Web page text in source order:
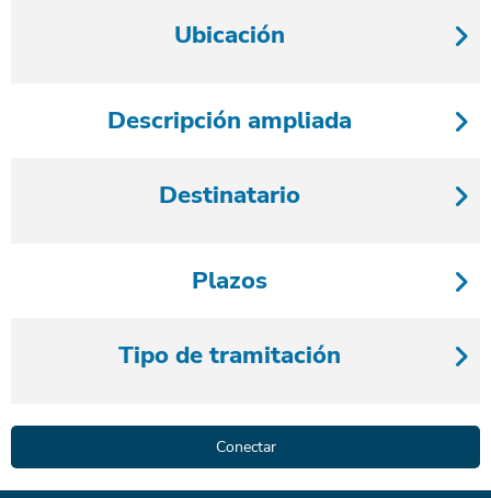
Ubicación
Descripción ampliada
Destinatario
Plazos
Tipo de tramitación